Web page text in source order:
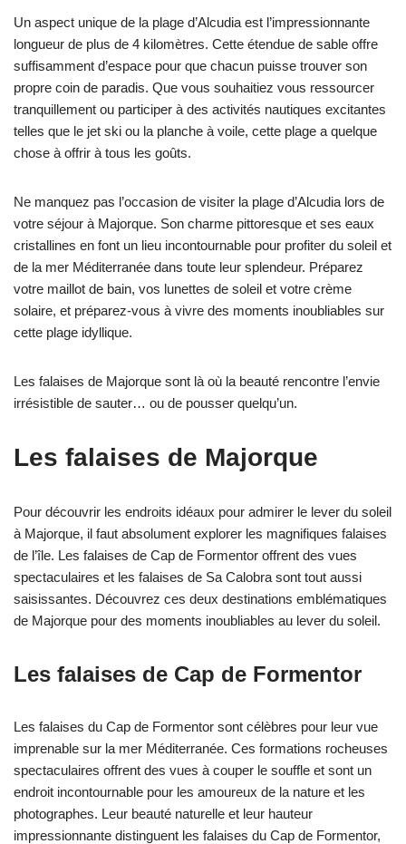
Un aspect unique de la plage d’Alcudia est l’impressionnante
longueur de plus de 4 kilomètres. Cette étendue de sable offre
suffisamment d’espace pour que chacun puisse trouver son
propre coin de paradis. Que vous souhaitiez vous ressourcer
tranquillement ou participer à des activités nautiques excitantes
telles que le jet ski ou la planche à voile, cette plage a quelque
chose à offrir à tous les goûts.
Ne manquez pas l’occasion de visiter la plage d’Alcudia lors de
votre séjour à Majorque. Son charme pittoresque et ses eaux
cristallines en font un lieu incontournable pour profiter du soleil et
de la mer Méditerranée dans toute leur splendeur. Préparez
votre maillot de bain, vos lunettes de soleil et votre crème
solaire, et préparez-vous à vivre des moments inoubliables sur
cette plage idyllique.
Les falaises de Majorque sont là où la beauté rencontre l’envie
irrésistible de sauter… ou de pousser quelqu’un.
Les falaises de Majorque
Pour découvrir les endroits idéaux pour admirer le lever du soleil
à Majorque, il faut absolument explorer les magnifiques falaises
de l’île. Les falaises de Cap de Formentor offrent des vues
spectaculaires et les falaises de Sa Calobra sont tout aussi
saisissantes. Découvrez ces deux destinations emblématiques
de Majorque pour des moments inoubliables au lever du soleil.
Les falaises de Cap de Formentor
Les falaises du Cap de Formentor sont célèbres pour leur vue
imprenable sur la mer Méditerranée. Ces formations rocheuses
spectaculaires offrent des vues à couper le souffle et sont un
endroit incontournable pour les amoureux de la nature et les
photographes. Leur beauté naturelle et leur hauteur
impressionnante distinguent les falaises du Cap de Formentor,